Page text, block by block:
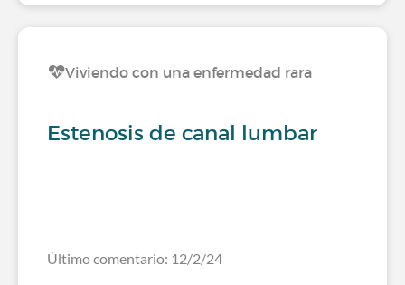
Viviendo con una enfermedad rara
Estenosis de canal lumbar
Último comentario: 12/2/24